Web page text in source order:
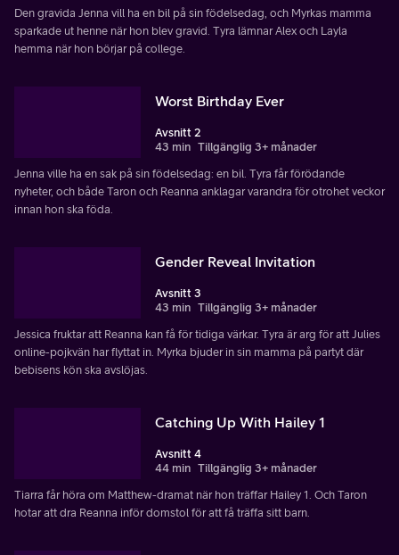
Den gravida Jenna vill ha en bil på sin födelsedag, och Myrkas mamma
sparkade ut henne när hon blev gravid. Tyra lämnar Alex och Layla
hemma när hon börjar på college.
Worst Birthday Ever
Avsnitt 2
43 min Tillgänglig 3+ månader
Jenna ville ha en sak på sin födelsedag: en bil. Tyra får förödande
nyheter, och både Taron och Reanna anklagar varandra för otrohet veckor
innan hon ska föda.
Gender Reveal Invitation
Avsnitt 3
43 min Tillgänglig 3+ månader
Jessica fruktar att Reanna kan få för tidiga värkar. Tyra är arg för att Julies
online-pojkvän har flyttat in. Myrka bjuder in sin mamma på partyt där
bebisens kön ska avslöjas.
Catching Up With Hailey 1
Avsnitt 4
44 min Tillgänglig 3+ månader
Tiarra får höra om Matthew-dramat när hon träffar Hailey 1. Och Taron
hotar att dra Reanna inför domstol för att få träffa sitt barn.